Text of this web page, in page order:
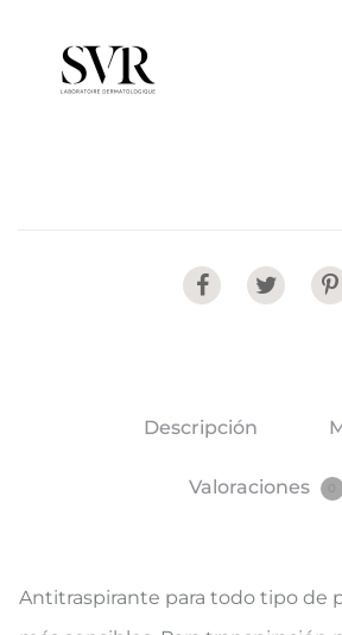
Share
Descripción
Valoraciones
Antitraspirante para todo tipo de